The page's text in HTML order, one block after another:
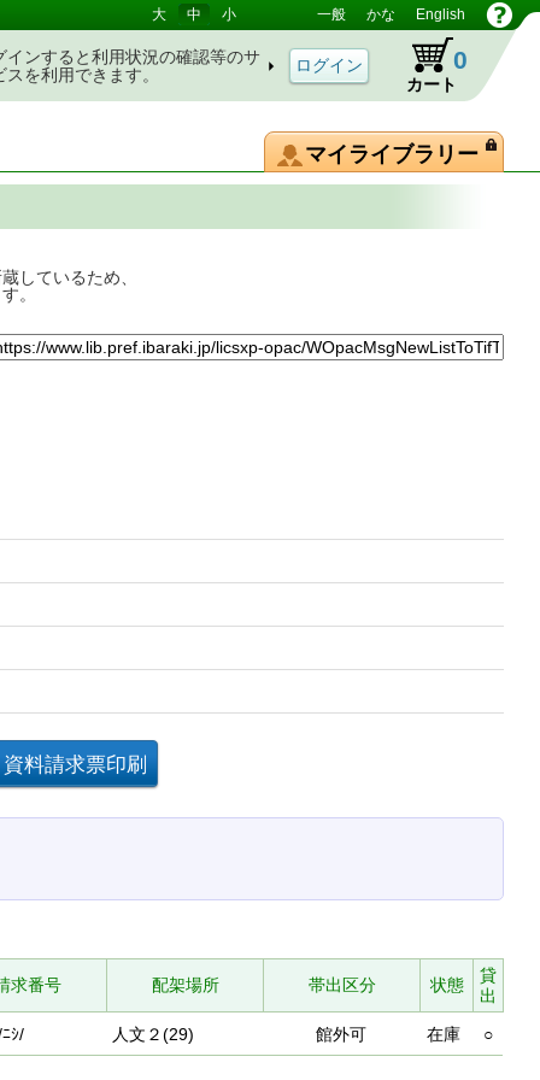
大 中 小 一般 かな English
インすると利用状況の確認等のサ
スを利用できます。
カート
0
マイライブラリー
しているため、
。
求番号 配架場所 帯出区分 状態
貸
出
ｼ/ 人文２(29) 館外可 在庫 ○